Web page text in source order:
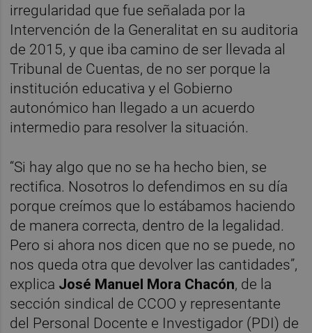
irregularidad que fue señalada por la
Intervención de la Generalitat en su auditoria
de 2015, y que iba camino de ser llevada al
Tribunal de Cuentas, de no ser porque la
institución educativa y el Gobierno
autonómico han llegado a un acuerdo
intermedio para resolver la situación.
“Si hay algo que no se ha hecho bien, se
rectifica. Nosotros lo defendimos en su día
porque creímos que lo estábamos haciendo
de manera correcta, dentro de la legalidad.
Pero si ahora nos dicen que no se puede, no
nos queda otra que devolver las cantidades”,
explica José Manuel Mora Chacón, de la
sección sindical de CCOO y representante
del Personal Docente e Investigador (PDI) de